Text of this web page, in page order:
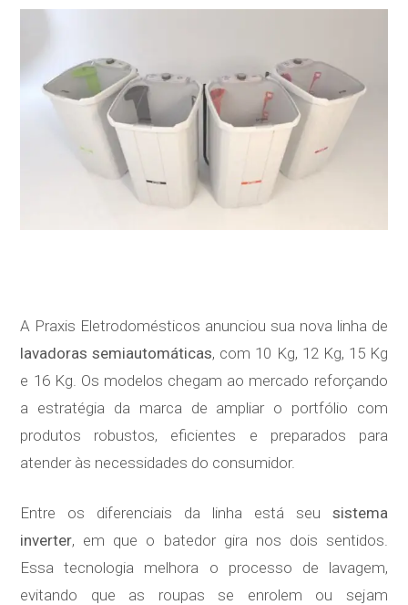
A Praxis Eletrodomésticos anunciou sua nova linha de
lavadoras semiautomáticas, com 10 Kg, 12 Kg, 15 Kg
e 16 Kg. Os modelos chegam ao mercado reforçando
a estratégia da marca de ampliar o portfólio com
produtos robustos, eficientes e preparados para
atender às necessidades do consumidor.
Entre os diferenciais da linha está seu sistema
inverter, em que o batedor gira nos dois sentidos.
Essa tecnologia melhora o processo de lavagem,
evitando que as roupas se enrolem ou sejam